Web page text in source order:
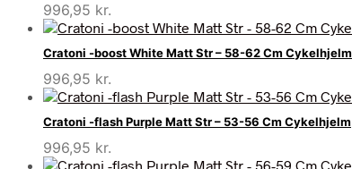
996,95 kr.
Cratoni -boost White Matt Str – 58-62 Cm Cykelhjelm
996,95 kr.
Cratoni -flash Purple Matt Str – 53-56 Cm Cykelhjelm
996,95 kr.